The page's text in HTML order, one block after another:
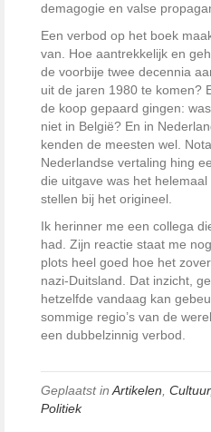
demagogie en valse
Een verbod op het boek
van. Hoe aantrekkelijk en
de voorbije twee decennia
uit de jaren 1980 te komen?
de koop gepaard gingen:
niet in België? En in
kenden de meesten wel.
Nederlandse vertaling hing
die uitgave was het
stellen bij het origineel.
Ik herinner me een collega
had. Zijn reactie staat me
plots heel goed hoe het
nazi-Duitsland. Dat inzicht,
hetzelfde vandaag kan
sommige regio’s van de
een dubbelzinnig verbod.
Geplaatst in Artikelen Cultuur,
Politiek